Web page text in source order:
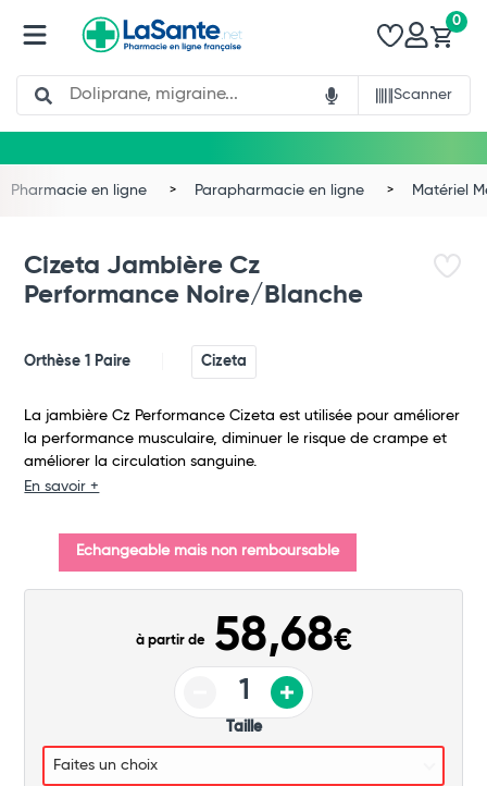
Search
Scanner
0
Total
Commander
Pharmacie en ligne Parapharmacie en ligne Matériel
Cizeta Jambière Cz
Performance Noire/Blanche
Orthèse 1 Paire Cizeta
La jambière Cz Performance Cizeta est utilisée pour améliorer
la performance musculaire, diminuer le risque de crampe et
améliorer la circulation sanguine.
En savoir +
Echangeable mais non remboursable
à partir de 58,68€
Taille